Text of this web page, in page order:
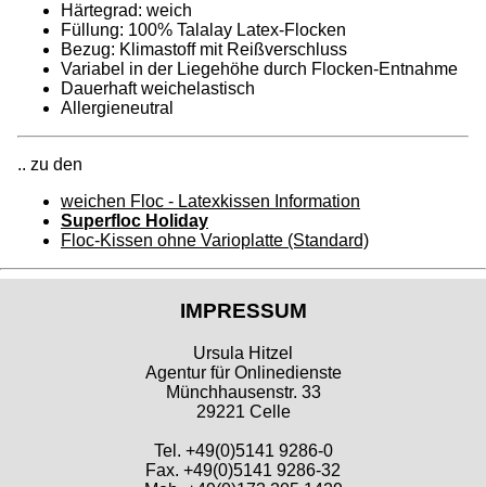
Härtegrad: weich
Füllung: 100% Talalay Latex-Flocken
Bezug: Klimastoff mit Reißverschluss
Variabel in der Liegehöhe durch Flocken-Entnahme
Dauerhaft weichelastisch
Allergieneutral
.. zu den
weichen Floc - Latexkissen Information
Superfloc Holiday
Floc-Kissen ohne Varioplatte (Standard)
IMPRESSUM
Ursula Hitzel
Agentur für Onlinedienste
Münchhausenstr. 33
29221 Celle
Tel. +49(0)5141 9286-0
Fax. +49(0)5141 9286-32